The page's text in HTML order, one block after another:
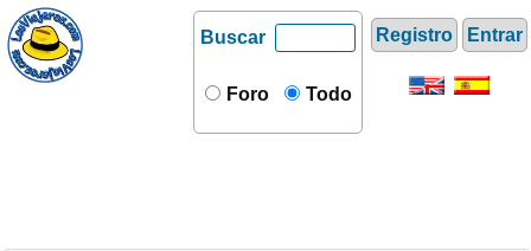
Registro Entrar
Buscar
Foro Todo